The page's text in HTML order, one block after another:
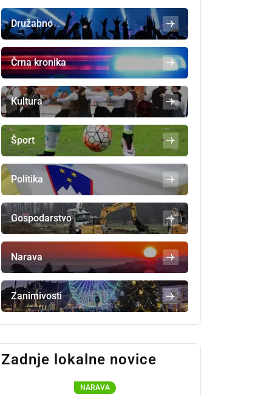
Družabno
Črna kronika
Kultura
Šport
Politika
Gospodarstvo
Narava
Zanimivosti
Zadnje lokalne novice
NARAVA